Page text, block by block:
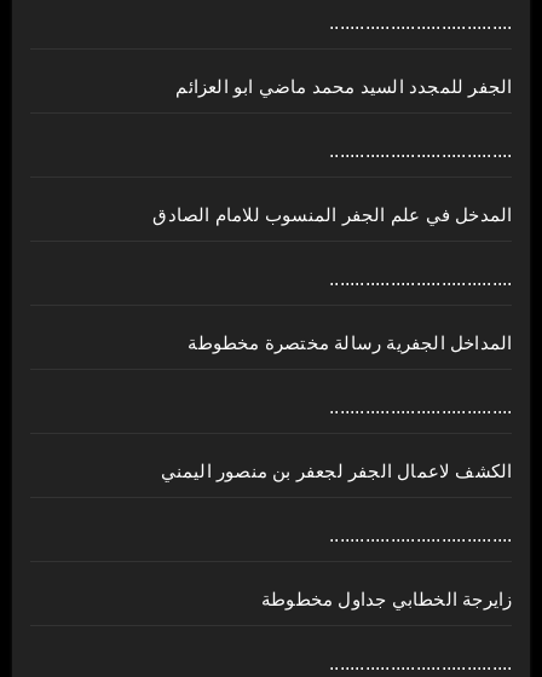
....................................
الجفر للمجدد السيد محمد ماضي ابو العزائم
....................................
المدخل في علم الجفر المنسوب للامام الصادق
....................................
المداخل الجفرية رسالة مختصرة مخطوطة
....................................
الكشف لاعمال الجفر لجعفر بن منصور اليمني
....................................
زايرجة الخطابي جداول مخطوطة
....................................